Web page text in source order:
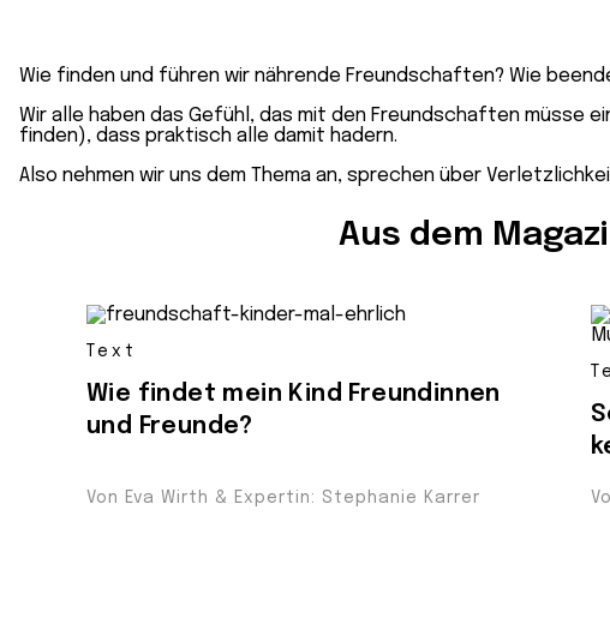
Wie finden und führen wir nährende Freundschaften? Wie
Wir alle haben das Gefühl, das mit den Freundschaften müsse
finden), dass praktisch alle damit hadern.
Also nehmen wir uns dem Thema an, sprechen über
Aus dem
Text
Wie findet mein Kind Freundinnen
und Freunde?
Von Eva Wirth & Expertin: Stephanie Karrer